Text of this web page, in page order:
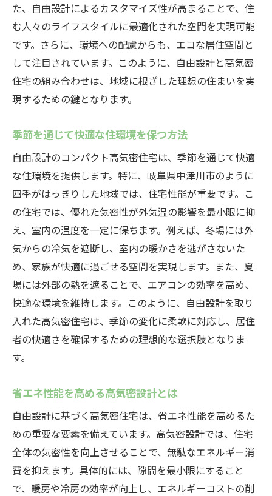
た、自由設計によるカスタマイズ性が高まることで、住
む人々のライフスタイルに最適化された空間を実現可能
です。さらに、環境への配慮からも、エコな居住空間と
して注目されています。このように、自由設計と高気密
住宅の組み合わせは、地域に根ざした理想の住まいを実
現するための鍵となります。
季節を通じて快適な住環境を保つ方法
自由設計のコンパクト高気密住宅は、季節を通じて快適
な住環境を提供します。特に、岐阜県中津川市のように
四季がはっきりした地域では、住宅性能が重要です。こ
の住宅では、優れた気密性が外気温の影響を最小限に抑
え、室内の温度を一定に保ちます。例えば、冬場には外
気からの冷気を遮断し、室内の暖かさを逃がさないた
め、家族が快適に過ごせる空間を実現します。また、夏
場には外部の熱を遮ることで、エアコンの効率を高め、
快適な環境を維持します。このように、自由設計を取り
入れた高気密住宅は、季節の変化に柔軟に対応し、居住
者の快適さを確保するための理想的な選択肢となりま
す。
省エネ性能を高める高気密設計とは
自由設計に基づく高気密住宅は、省エネ性能を高めるた
めの重要な要素を備えています。高気密設計では、住宅
全体の気密性を向上させることで、無駄なエネルギー消
費を抑えます。具体的には、隙間を最小限にすること
で、暖房や冷房の効率が向上し、エネルギーコストの削